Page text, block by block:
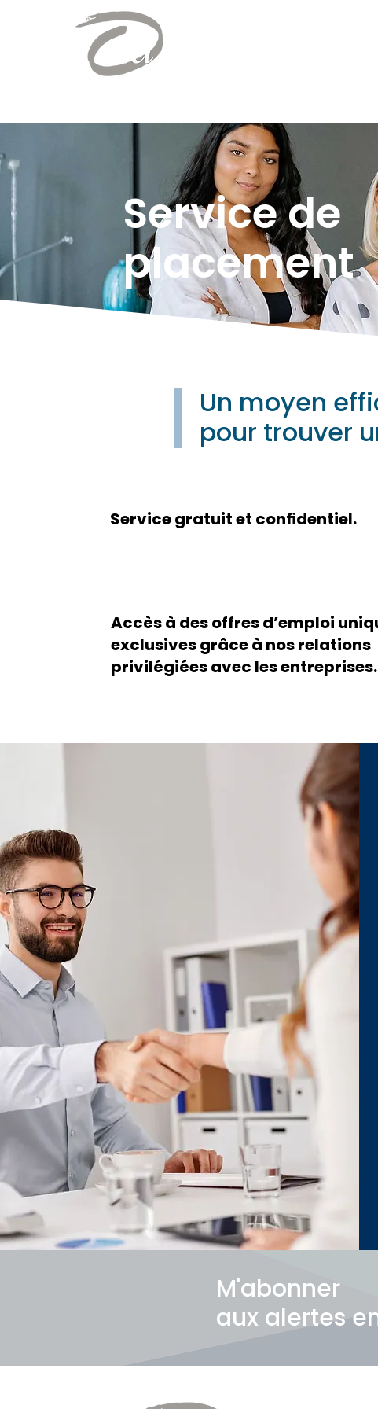
Service de
placement
Un moyen
pour trouver
Service gratuit et conﬁdentiel.
Accès à des offres d’emploi
exclusives grâce à nos relations
privilégiées avec les entreprises.
M'abonner
aux alertes